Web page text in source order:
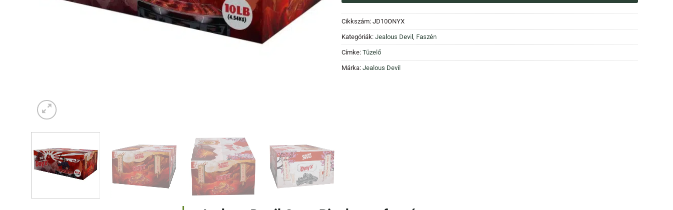
Cikkszám: JD10ONYX
Kategóriák: Jealous Devil Faszén
Címke: Tüzelő
Márka: Jealous Devil